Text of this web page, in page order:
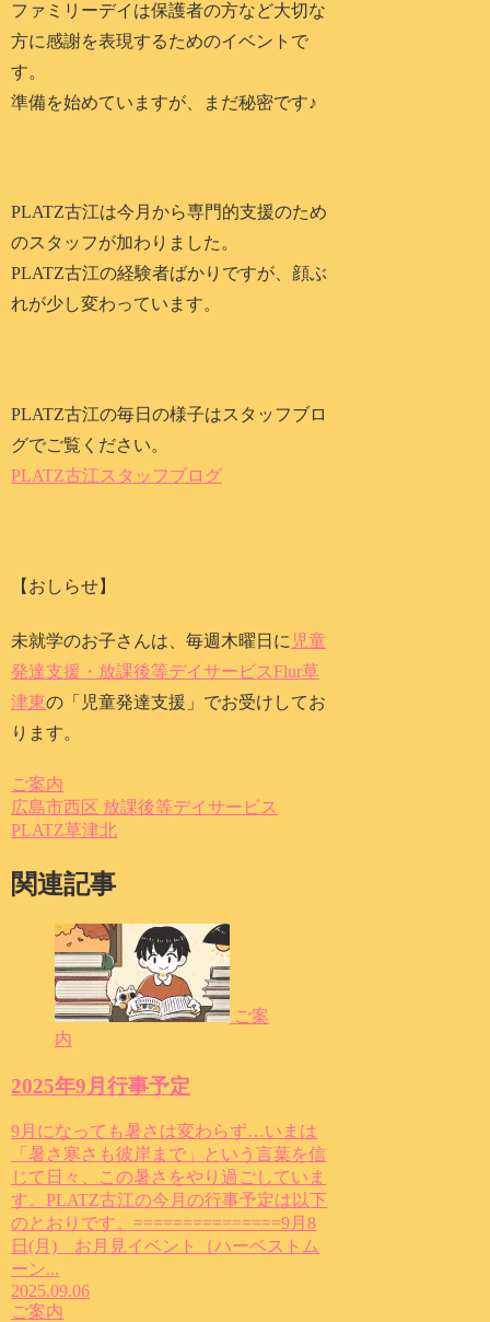
ファミリーデイは保護者の方など大切な
方に感謝を表現するためのイベントで
す。
準備を始めていますが、まだ秘密です♪
PLATZ古江は今月から専門的支援のため
のスタッフが加わりました。
PLATZ古江の経験者ばかりですが、顔ぶ
れが少し変わっています。
PLATZ古江の毎日の様子はスタッフブロ
グでご覧ください。
PLATZ古江スタッフブログ
【おしらせ】
未就学のお子さんは、毎週木曜日に 児童
発達支援・放課後等デイサービスFlur草
津東の「児童発達支援」でお受けしてお
ります。
ご案内
広島市西区 放課後等デイサービス
PLATZ草津北
関連記事
ご案
内
2025年9月行事予定
9月になっても暑さは変わらず…いまは
「暑さ寒さも彼岸まで」という言葉を信
じて日々、この暑さをやり過ごしていま
す。PLATZ古江の今月の行事予定は以下
のとおりです。===============9月8
日(月) お月見イベント（ハーベストム
ーン...
2025.09.06
ご案内